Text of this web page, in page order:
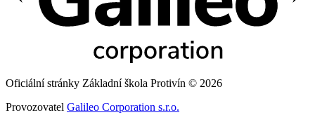
Oficiální stránky Základní škola Protivín © 2026
Provozovatel Galileo Corporation s.r.o.